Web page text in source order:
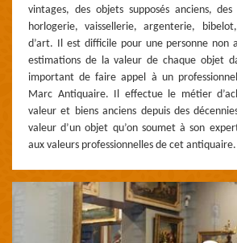
vintages, des objets supposés anciens,
horlogerie, vaissellerie, argenterie,
d’art. Il est difficile pour une personne non
estimations de la valeur de chaque objet
important de faire appel à un
Marc Antiquaire. Il effectue le métier
valeur et biens anciens depuis des
valeur d’un objet qu’on soumet à son
aux valeurs professionnelles de cet antiquaire.